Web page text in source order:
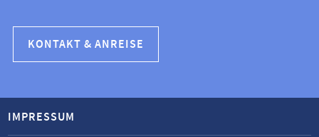
KONTAKT & ANREISE
IMPRESSUM